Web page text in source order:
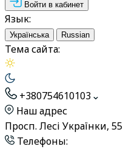
Войти в кабинет
Язык:
Українська Russian
Тема сайта:
+380754610103
Наш адрес
Просп. Лесі Українки, 55
Телефоны: